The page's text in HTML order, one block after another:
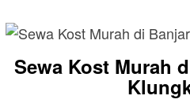
Sewa Kost Murah